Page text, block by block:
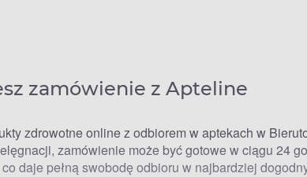
zamówienie z Apteline
zdrowotne online z odbiorem w aptekach w
zamówienie może być gotowe w ciągu 24
daje pełną swobodę odbioru w najbardziej